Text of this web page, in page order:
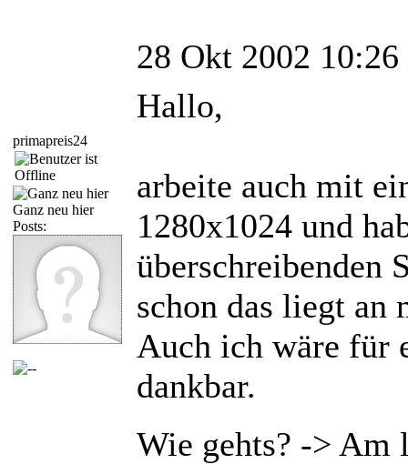
primapreis24
Ganz neu hier
Posts:
28 Okt 2002 10:26
Hallo,
arbeite auch mit
1280x1024 und
überschreibenden
schon das liegt an
Auch ich wäre für
dankbar.
Wie gehts? -> Am